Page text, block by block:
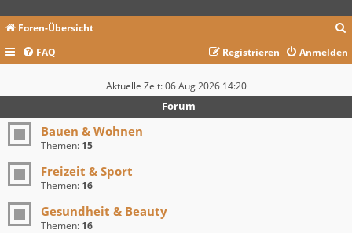
Foren-Übersicht
c
FAQ Anmelden
Registrieren
Aktuelle Zeit: 06 Aug 2026 14:20
Forum
Bauen & Wohnen
Themen: 15
Freizeit & Sport
Themen: 16
Gesundheit & Beauty
Themen: 16